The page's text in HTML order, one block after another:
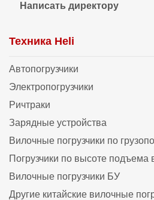
Написать директору
Техника Heli
Автопогрузчики
Электропогрузчики
Ричтраки
Зарядные устройства
Вилочные погрузчики по
Погрузчики по высоте подъема
Вилочные погрузчики БУ
Другие китайские вилочные